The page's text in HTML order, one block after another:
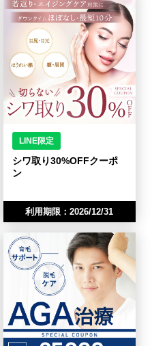
LINE限定
シワ取り30%OFFクーポ
ン
利用期限：2026/12/31